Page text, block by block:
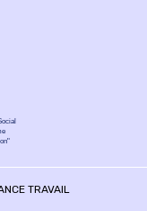
TRAVAIL